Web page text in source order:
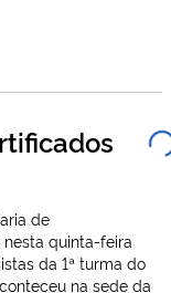
de
nesta quinta-feira
da 1ª turma do
na sede da